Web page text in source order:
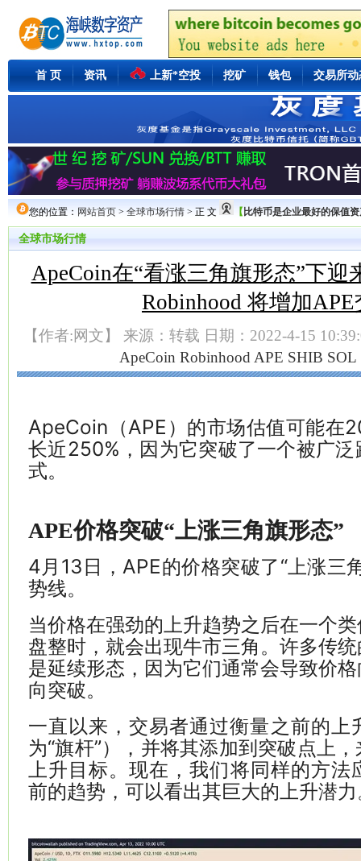
首 页 资讯 上新*空投 挖矿 钱包 交易所动
您的位置： 网站首页 > 全球市场行情 > 正 文 【 比特币是企业最好的保值
全球市场行情
ApeCoin在“看涨三角旗形态”下迎
Robinhood 将增加APE
【作者:网文】 来源：转载 日期：2022-4-15
ApeCoin Robinhood APE SHIB SOL
ApeCoin（APE）的市场估值可能在
长近250%，因为它突破了一个被广
式。
APE价格突破“上涨三角旗形态”
4月13日，APE的价格突破了“上涨三
势线。
当价格在强劲的上升趋势之后在一个
盘整时，就会出现牛市三角。许多传
是延续形态，因为它们通常会导致价
向突破。
一直以来，交易者通过衡量之前的上
为“旗杆”），并将其添加到突破点上
上升目标。现在，我们将同样的方法
前的趋势，可以看出其巨大的上升潜